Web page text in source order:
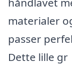
materialer
passer
Dette lille gr